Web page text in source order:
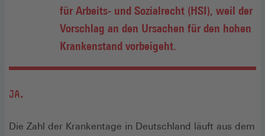
für Arbeits- und Sozialrecht (HSI), weil der
Vorschlag an den Ursachen für den hohen
Krankenstand vorbeigeht.
JA.
Die Zahl der Krankentage in Deutschland läuft aus dem